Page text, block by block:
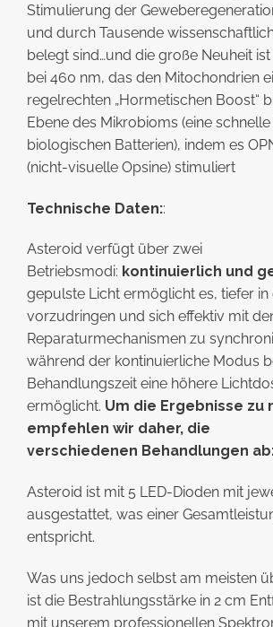
Stimulierung der
und durch Tausende
belegt sind…und die große Neuheit
bei 460 nm, das den Mitochondrien
regelrechten „Hormetischen Boost“
Ebene des Mikrobioms (eine
biologischen Batterien), indem es
(nicht-visuelle Opsine) stimuliert
Technische Daten::
Asteroid verfügt über zwei
Betriebsmodi: kontinuierlich und
gepulste Licht ermöglicht es, tiefer in
vorzudringen und sich effektiv mit
Reparaturmechanismen zu
während der kontinuierliche Modus
Behandlungszeit eine höhere
ermöglicht. Um die Ergebnisse zu
empfehlen wir daher, die
verschiedenen Behandlungen
Asteroid ist mit 5 LED-Dioden mit
ausgestattet, was einer
entspricht.
Was uns jedoch selbst am meisten
ist die Bestrahlungsstärke in 2 cm
mit unserem professionellen